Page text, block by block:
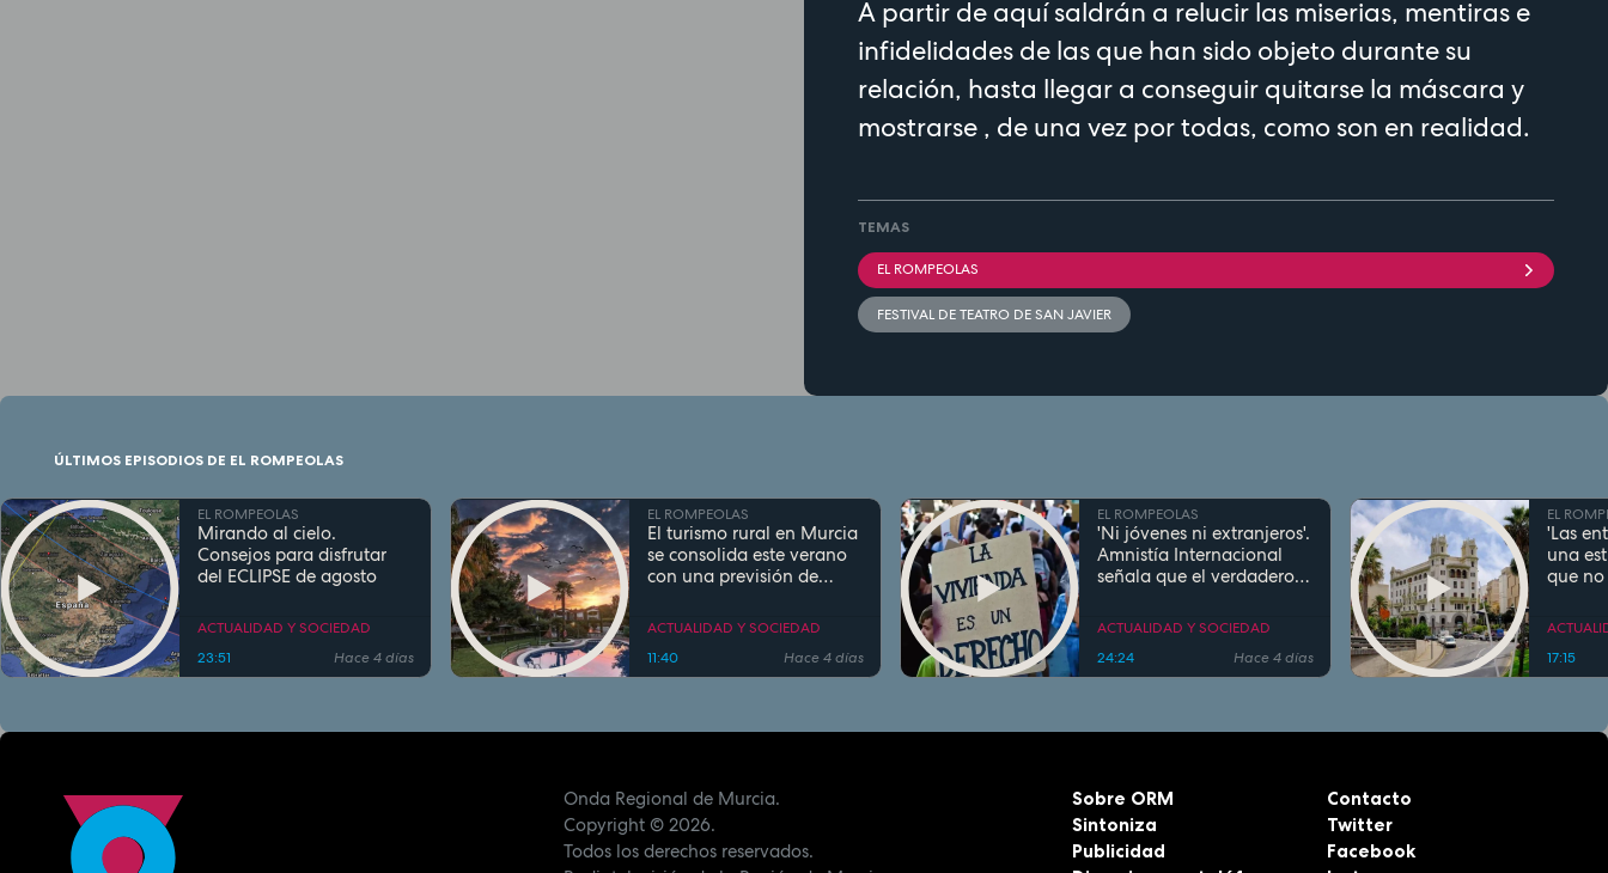
A partir de aquí saldrán a relucir las miserias, mentiras e
infidelidades de las que han sido objeto durante su
relación, hasta llegar a conseguir quitarse la máscara y
mostrarse , de una vez por todas, como son en realidad.
TEMAS
EL ROMPEOLAS
FESTIVAL DE TEATRO DE SAN JAVIER
ÚLTIMOS EPISODIOS DE EL ROMPEOLAS
EL ROMPEOLAS
Mirando al cielo.
Consejos para disfrutar
del ECLIPSE de agosto
ACTUALIDAD Y SOCIEDAD
23:51
Hace 4 días
EL ROMPEOLAS
El turismo rural en Murcia
se consolida este verano
con una previsión de
93% en agosto
ACTUALIDAD Y SOCIEDAD
11:40
Hace 4 días
EL ROMPEOLAS
'Ni jóvenes ni extranjeros'.
Amnistía Internacional
señala que el verdadero
vivienda en Murcia 'es la
ACTUALIDAD Y SOCIEDAD
24:24
Hace 4 días
EL
'Las
una
que
en
17:15
Onda Regional de Murcia.
Copyright© 2026.
Todos los derechos reservados.
Sobre ORM
Sintoniza
Publicidad
Contacto
Twitter
Facebook